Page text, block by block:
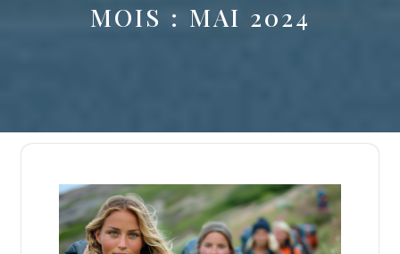
MOIS : MAI 2024